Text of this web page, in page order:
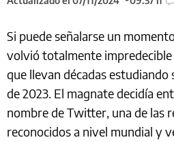
Si puede señalarse un
volvió totalmente impredecible
que llevan décadas
de 2023. El magnate decidía
nombre de Twitter, una de las
reconocidos a nivel mundial y